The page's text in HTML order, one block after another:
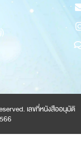
เลขที่หนังสืออนุมัติ